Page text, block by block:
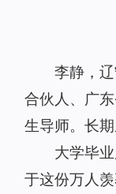
李静，
合伙人、广
生导师。长
大学毕
于这份万人